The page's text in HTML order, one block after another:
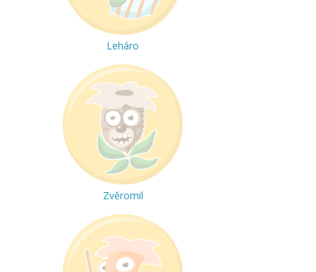
Leháro
Zvěromil